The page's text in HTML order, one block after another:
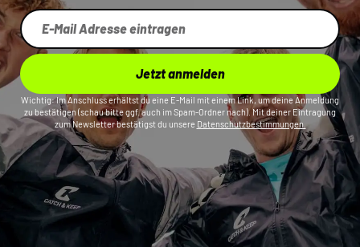
Jetzt anmelden
Wichtig: Im Anschluss erhältst du eine E-Mail mit einem Link, um deine Anmeldung
zu bestätigen (schau bitte ggf. auch im Spam-Ordner nach). Mit deiner Eintragung
zum Newsletter bestätigst du unsere Datenschutzbestimmungen.